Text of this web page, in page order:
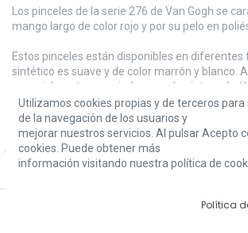
Price:
Add to
Los pinceles de la serie 276 de Van Gogh se
mango largo de color rojo y por su pelo en
Estos pinceles están disponibles en diferentes
sintético es suave y de color marrón y blanco.
especialmente apropiados para la pintura de
Forma: redondo.
Mango: largo.
Número: 14.
Utilizamos cookies propias y de terceros para
de la navegación de los usuarios y
mejorar nuestros servicios. Al pulsar Acepto
cookies. Puede obtener más
información visitando nuestra política de
Política